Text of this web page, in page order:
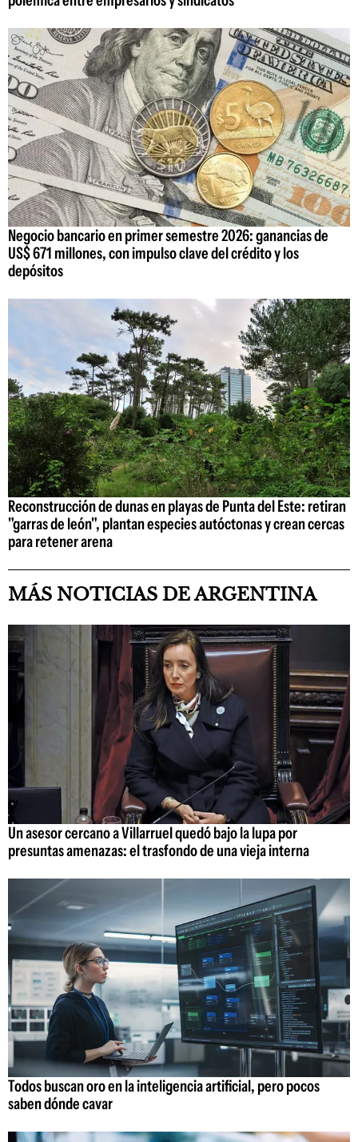
Negocio bancario en primer semestre 2026: ganancias de
US$ 671 millones, con impulso clave del crédito y los
depósitos
Reconstrucción de dunas en playas de Punta del Este: retiran
"garras de león", plantan especies autóctonas y crean cercas
para retener arena
MÁS NOTICIAS DE ARGENTINA
Un asesor cercano a Villarruel quedó bajo la lupa por
presuntas amenazas: el trasfondo de una vieja interna
Todos buscan oro en la inteligencia artificial, pero pocos
saben dónde cavar